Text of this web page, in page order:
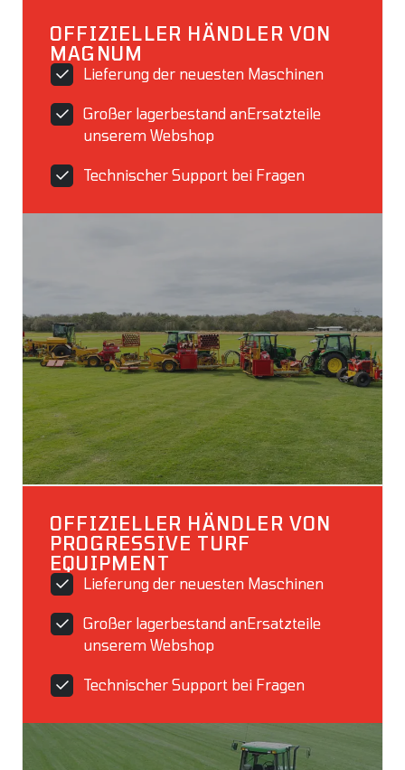
OFFIZIELLER HÄNDLER VON
MAGNUM
Lieferung der neuesten Maschinen
Großer lagerbestand anErsatzteile
unserem Webshop
Technischer Support bei Fragen
OFFIZIELLER HÄNDLER VON
PROGRESSIVE TURF
EQUIPMENT
Lieferung der neuesten Maschinen
Großer lagerbestand anErsatzteile
unserem Webshop
Technischer Support bei Fragen